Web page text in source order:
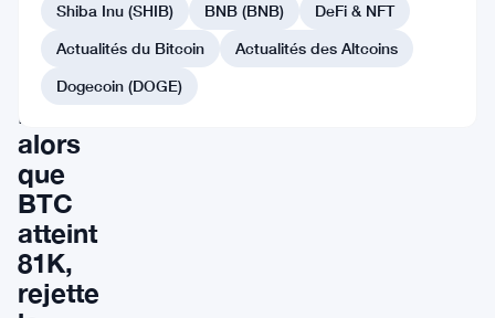
Ripple
soutient
Bitcoin
alors
que
BTC
atteint
81K,
rejette
Shiba Inu (SHIB) BNB (BNB)
DeFi & NFT
Actualités du Bitcoin
Actualités des Altcoins
Dogecoin (DOGE)